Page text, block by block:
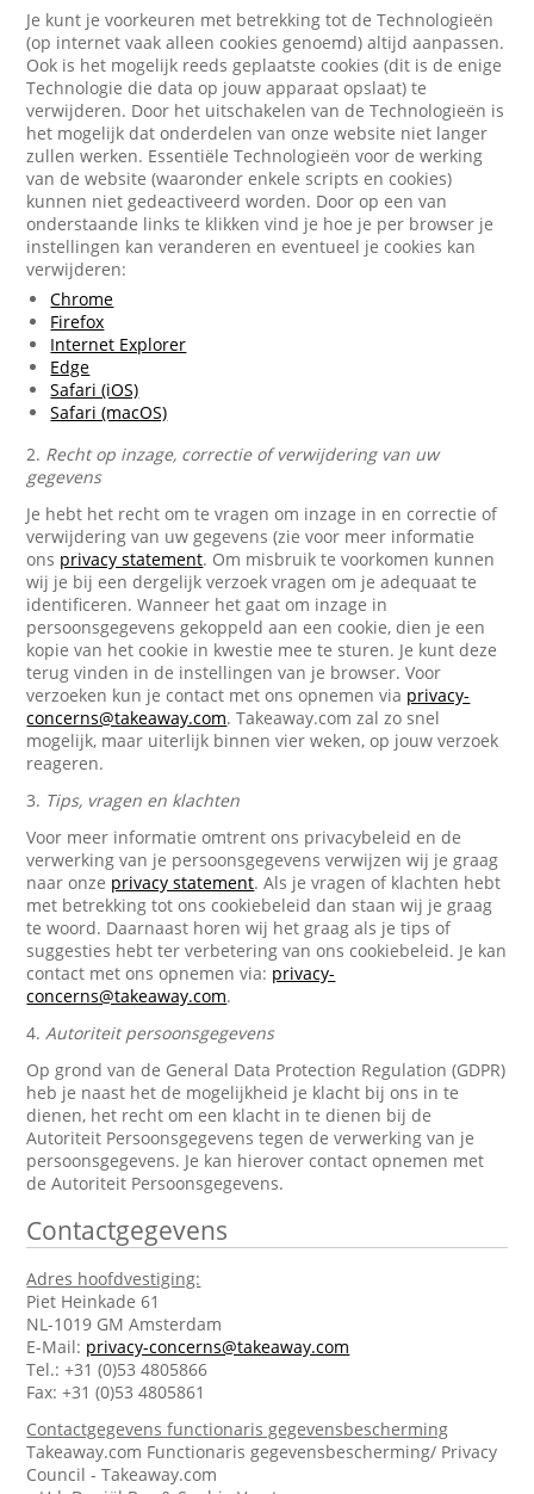
Je kunt je voorkeuren met betrekking tot de Technologieën
(op internet vaak alleen cookies genoemd) altijd aanpassen.
Ook is het mogelijk reeds geplaatste cookies (dit is de enige
Technologie die data op jouw apparaat opslaat) te
verwijderen. Door het uitschakelen van de Technologieën is
het mogelijk dat onderdelen van onze website niet langer
zullen werken. Essentiële Technologieën voor de werking
van de website (waaronder enkele scripts en cookies)
kunnen niet gedeactiveerd worden. Door op een van
onderstaande links te klikken vind je hoe je per browser je
instellingen kan veranderen en eventueel je cookies kan
verwijderen:
Chrome
Firefox
Internet Explorer
Edge
Safari (iOS)
Safari (macOS)
2. Recht op inzage, correctie of verwijdering van uw
gegevens
Je hebt het recht om te vragen om inzage in en correctie of
verwijdering van uw gegevens (zie voor meer informatie
ons privacy statement. Om misbruik te voorkomen kunnen
wij je bij een dergelijk verzoek vragen om je adequaat te
identificeren. Wanneer het gaat om inzage in
persoonsgegevens gekoppeld aan een cookie, dien je een
kopie van het cookie in kwestie mee te sturen. Je kunt deze
terug vinden in de instellingen van je browser. Voor
verzoeken kun je contact met ons opnemen via privacy-
concerns@takeaway.com. Takeaway.com zal zo snel
mogelijk, maar uiterlijk binnen vier weken, op jouw verzoek
reageren.
3. Tips, vragen en klachten
Voor meer informatie omtrent ons privacybeleid en de
verwerking van je persoonsgegevens verwijzen wij je graag
naar onze privacy statement. Als je vragen of klachten hebt
met betrekking tot ons cookiebeleid dan staan wij je graag
te woord. Daarnaast horen wij het graag als je tips of
suggesties hebt ter verbetering van ons cookiebeleid. Je kan
contact met ons opnemen via: privacy-
concerns@takeaway.com.
4.Autoriteit persoonsgegevens
Op grond van de General Data Protection Regulation (GDPR)
heb je naast het de mogelijkheid je klacht bij ons in te
dienen, het recht om een klacht in te dienen bij de
Autoriteit Persoonsgegevens tegen de verwerking van je
persoonsgegevens. Je kan hierover contact opnemen met
de Autoriteit Persoonsgegevens.
Contactgegevens
Adres hoofdvestiging:
Piet Heinkade 61
NL-1019 GM Amsterdam
E-Mail: privacy-concerns@takeaway.com
Tel.: +31 (0)53 4805866
Fax: +31 (0)53 4805861
Contactgegevens functionaris gegevensbescherming
Takeaway.com Functionaris gegevensbescherming/ Privacy
Council - Takeaway.com